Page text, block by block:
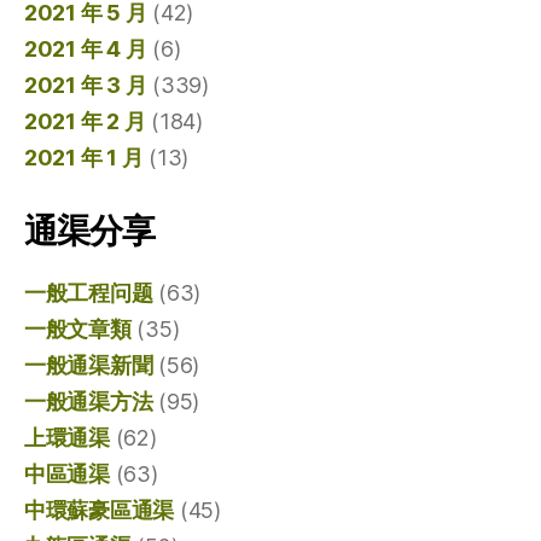
2021 年 5 月 (42)
2021 年 4 月 (6)
2021 年 3 月 (339)
2021 年 2 月 (184)
2021 年 1 月 (13)
通渠分享
一般工程问题(63)
一般文章類(35)
一般通渠新聞 (56)
一般通渠方法(95)
上環通渠(62)
中區通渠(63)
中環蘇豪區通渠 (45)